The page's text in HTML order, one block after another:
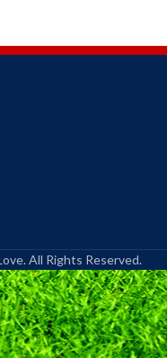
All Rights Reserved.